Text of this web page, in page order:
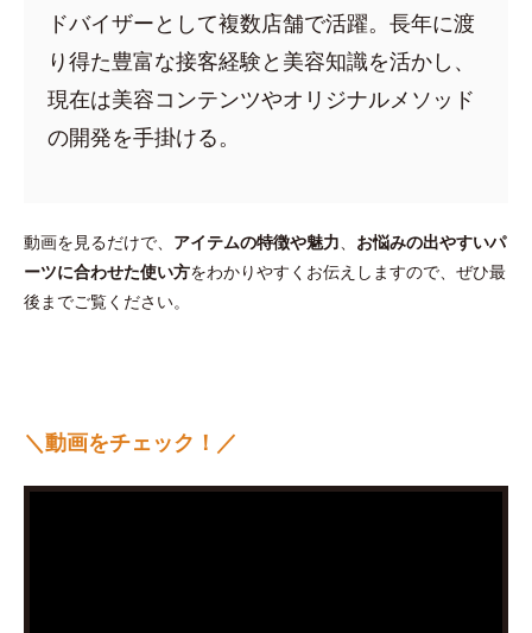
ドバイザーとして複数店舗で活躍。長年に渡
り得た豊富な接客経験と美容知識を活かし、
現在は美容コンテンツやオリジナルメソッド
の開発を手掛ける。
動画を見るだけで、 アイテムの特徴や魅力、 お悩みの出やすいパ
ーツに合わせた使い方をわかりやすくお伝えしますので、ぜひ最
後までご覧ください。
＼動画をチェック！／